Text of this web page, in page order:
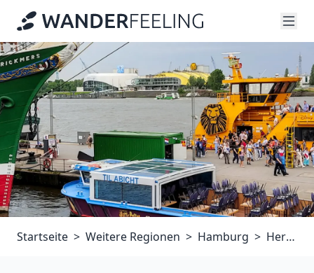
Startseite Weitere Regionen Hamburg Herbstliche Parks, Grüner Bunker und Street Art zwischen Ottensen und dem Schanzenviertel